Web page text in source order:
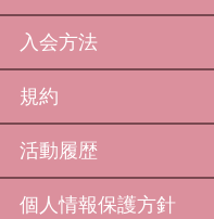
入会方法
規約
活動履歴
個人情報保護方針